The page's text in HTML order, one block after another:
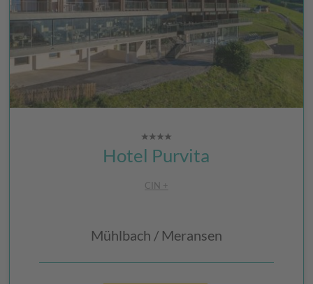
Hotel Purvita
CIN +
Mühlbach / Meransen